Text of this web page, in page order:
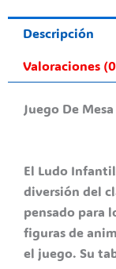
Descripción
Valoraciones
Juego De
El Ludo
diversión del
pensado para
figuras de
el juego. Su